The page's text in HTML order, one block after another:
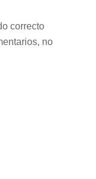
correcto
no